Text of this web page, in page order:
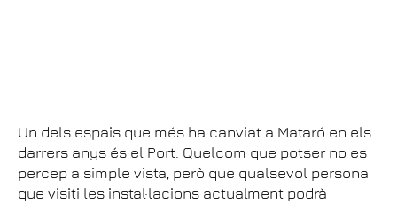
Un dels espais que més ha canviat a Mataró en els
darrers anys és el Port. Quelcom que potser no es
percep a simple vista, però que qualsevol persona
que visiti les instal·lacions actualment podrà